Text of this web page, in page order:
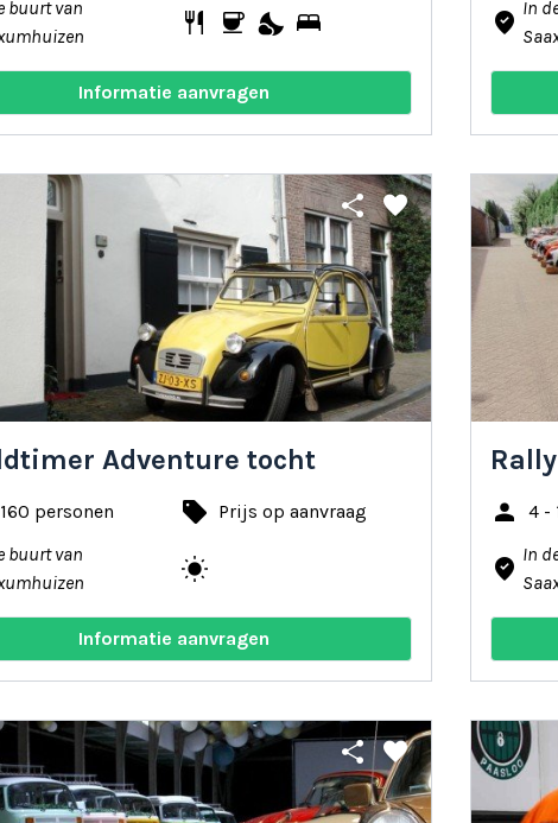
buurt van
restaurant coffee nights_stay bed
Informatie aanvragen
where_to_vote In
share favorite
Adventure tocht
personen local_offer Prijs op aanvraag
buurt van
wb_sunny
Informatie aanvragen
person
4 -
where_to_vote In
share favorite